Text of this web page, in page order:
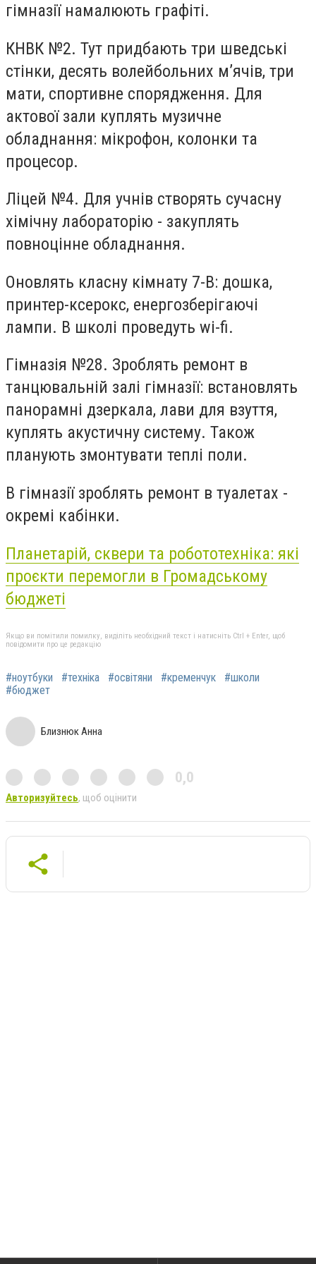
гімназії намалюють графіті.
КНВК №2. Тут придбають три шведські
стінки, десять волейбольних м’ячів, три
мати, спортивне спорядження. Для
актової зали куплять музичне
обладнання: мікрофон, колонки та
процесор.
Ліцей №4. Для учнів створять сучасну
хімічну лабораторію - закуплять
повноцінне обладнання.
Оновлять класну кімнату 7-В: дошка,
принтер-ксерокс, енергозберігаючі
лампи. В школі проведуть wi-fi.
Гімназія №28. Зроблять ремонт в
танцювальній залі гімназії: встановлять
панорамні дзеркала, лави для взуття,
куплять акустичну систему. Також
планують змонтувати теплі поли.
В гімназії зроблять ремонт в туалетах -
окремі кабінки.
Планетарій, сквери та робототехніка: які
проєкти перемогли в Громадському
бюджеті
Якщо ви помітили помилку, виділіть необхідний текст і натисніть Ctrl + Enter, щоб
повідомити про це редакцію
#ноутбуки #техніка #освітяни #кременчук
#школи
#бюджет
Близнюк Анна
0,0
Авторизуйтесь, щоб оцінити